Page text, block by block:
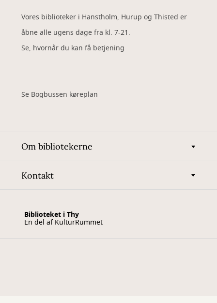
Vores biblioteker i Hanstholm, Hurup og Thisted er
åbne alle ugens dage fra kl. 7-21.
Se, hvornår du kan få betjening
Se Bogbussen køreplan
Om bibliotekerne
Kontakt
Biblioteket i Thy
En del af KulturRummet